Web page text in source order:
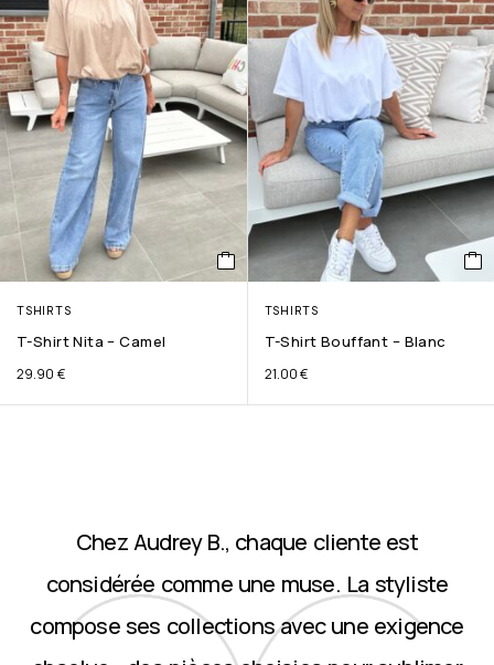
TSHIRTS
T-Shirt Nita – Camel
29.90 €
TSHIRTS
T-Shirt Bouffant – Blanc
21.00€
Chez Audrey B., chaque cliente est
considérée comme une muse. La styliste
compose ses collections avec une exigence